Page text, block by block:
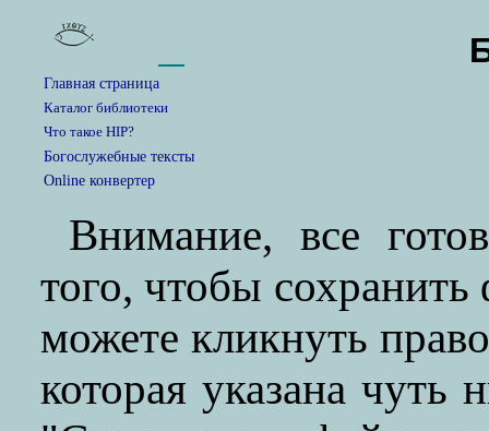
Главная страница
Каталог библиотеки
Что такое HIP?
Богослужебные тексты
Online конвертер
Внимание, все
того, чтобы
можете кликнуть
которая указана